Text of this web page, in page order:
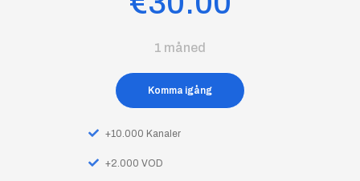
1 måned
Komma igång
+10.000 Kanaler
+2.000 VOD